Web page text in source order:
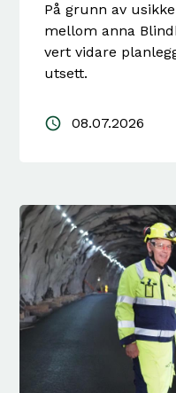
08.07.2026
På grunn av
mellom anna
vert vidare
utsett.